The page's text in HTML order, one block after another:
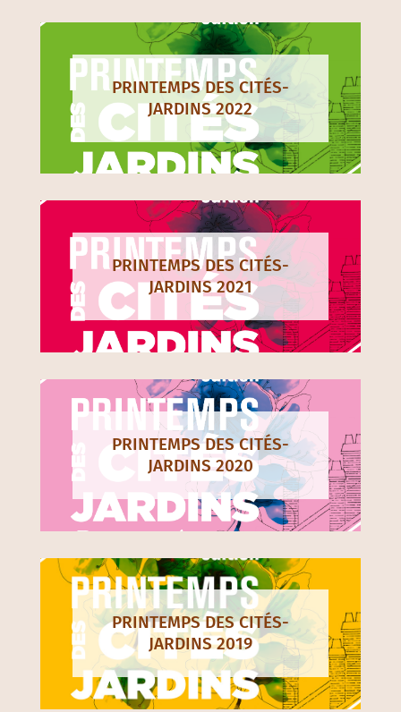
PRINTEMPS DES CITÉS-
JARDINS 2022
PRINTEMPS DES CITÉS-
JARDINS 2021
PRINTEMPS DES CITÉS-
JARDINS 2020
PRINTEMPS DES CITÉS-
JARDINS 2019